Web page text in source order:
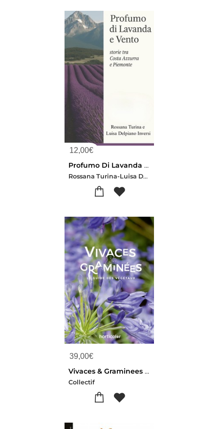
12,00€
Profumo Di Lavanda E Vento : Storie Tra Costa Azzurra E Piemonte
Rossana Turina-Luisa Delpiano Inversi
39,00€
Vivaces & Graminees : Le Guide Des Vegetaux
Collectif